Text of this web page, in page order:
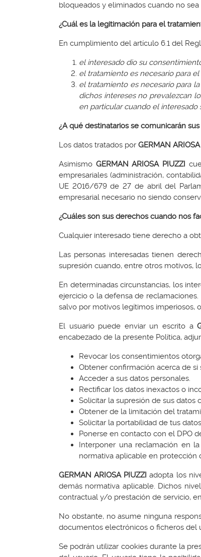
bloqueados y eliminados cuando no sea
¿Cuál es la legitimación para el
En cumplimiento del artículo 6.1 del
el interesado dio su
el tratamiento es necesario para
el tratamiento es necesario para
dichos intereses no prevalezcan
en particular cuando el interesado
¿A qué destinatarios se comunicarán sus
Los datos tratados por GERMAN
Asimismo GERMAN ARIOSA PIUZZI
empresariales (administración,
UE 2016/679 de 27 de abril del
empresarial necesario no siendo
¿Cuáles son sus derechos cuando nos
Cualquier interesado tiene derecho a
Las personas interesadas tienen
supresión cuando, entre otros motivos,
En determinadas circunstancias, los
ejercicio o la defensa de
salvo por motivos legítimos imperiosos,
El usuario puede enviar un escrito a
encabezado de la presente Política,
Revocar los consentimientos
Obtener confirmación acerca de
Acceder a sus datos personales.
Rectificar los datos inexactos o
Solicitar la supresión de sus datos
Obtener de la limitación del
Solicitar la portabilidad de tus
Ponerse en contacto con el DPO
Interponer una reclamación en
normativa aplicable en protección
GERMAN ARIOSA PIUZZI adopta los
demás normativa aplicable. Dichos
contractual y/o prestación de servicio,
No obstante, no asume ninguna
documentos electrónicos o ficheros del
Se podrán utilizar cookies durante la